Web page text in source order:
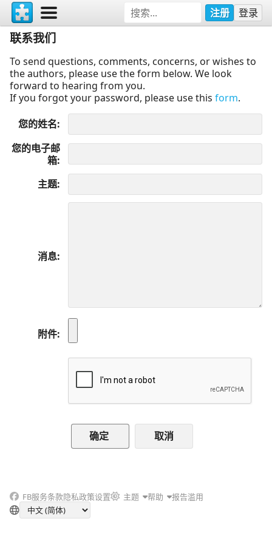
注册 登录
联系我们
To send questions, comments, concerns, or wishes to
the authors, please use the form below. We look
forward to hearing from you.
If you forgot your password, please use this form.
您的姓名
您的电子邮
箱
主题
消息
附件
取消
FB服务条款隐私政策设置 主题 帮助 报告滥用